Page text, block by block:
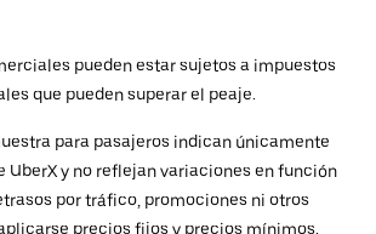
pueden estar sujetos a impuestos
que pueden superar el peaje.
para pasajeros indican únicamente
UberX y no reflejan variaciones en función
por tráfico, promociones ni otros
precios fijos y precios mínimos.